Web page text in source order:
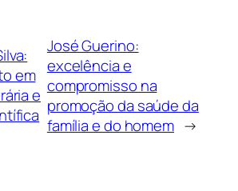
em
e
José Guerino:
excelência e
compromisso na
promoção da saúde da
família e do homem →